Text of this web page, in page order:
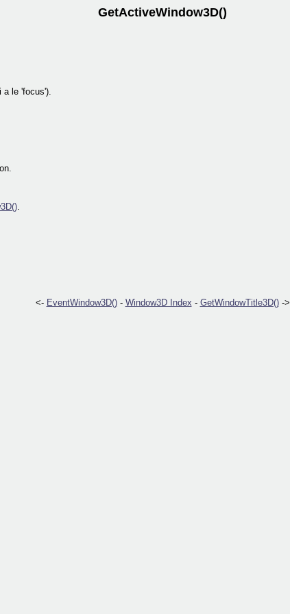
GetActiveWindow3D()
a le 'focus').
.
<- EventWindow3D()- Window3D Index - GetWindowTitle3D()->